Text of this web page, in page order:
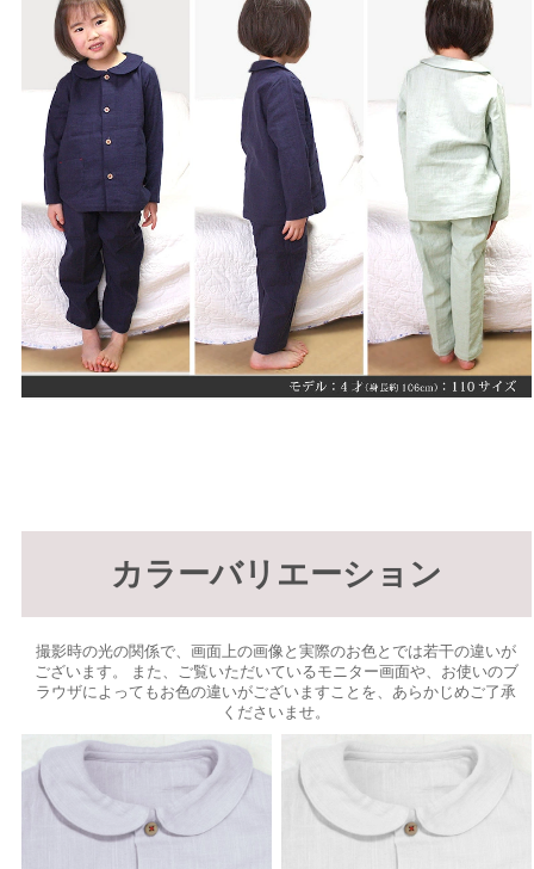
カラーバリエーション
撮影時の光の関係で、画面上の画像と実際のお色とでは若干の違いが
ございます。 また、ご覧いただいているモニター画面や、お使いのブ
ラウザによってもお色の違いがございますことを、あらかじめご了承
くださいませ。